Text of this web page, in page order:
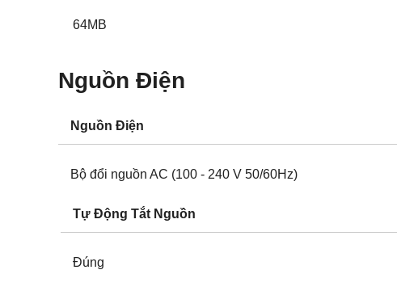
64MB
Nguồn Điện
Nguồn Điện
Bộ đổi nguồn AC (100 - 240 V 50/60Hz)
Tự Động Tắt Nguồn
Đúng